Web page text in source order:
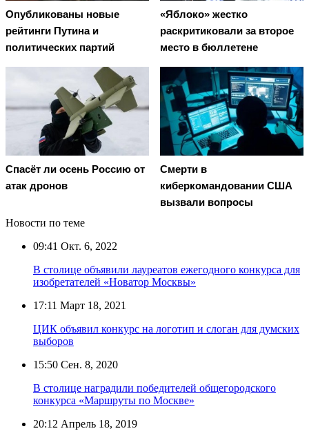
Опубликованы новые
рейтинги Путина и
политических партий
«Яблоко» жестко
раскритиковали за второе
место в бюллетене
Спасёт ли осень Россию от
атак дронов
Смерти в
киберкомандовании США
вызвали вопросы
Новости по теме
09:41 Окт. 6, 2022
В столице объявили лауреатов ежегодного конкурса для
изобретателей «Новатор Москвы»
17:11 Март 18, 2021
ЦИК объявил конкурс на логотип и слоган для думских
выборов
15:50 Сен. 8, 2020
В столице наградили победителей общегородского
конкурса «Маршруты по Москве»
20:12 Апрель 18, 2019